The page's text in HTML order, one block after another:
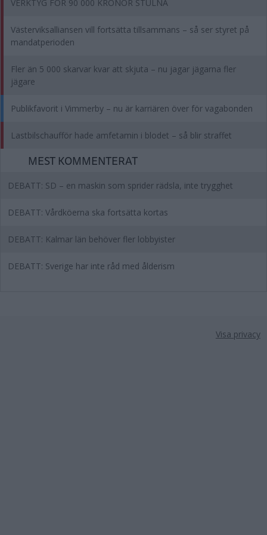
VERKTYG FÖR 90 000 KRONOR STULNA
Västerviksalliansen vill fortsätta tillsammans – så ser styret på
mandatperioden
Fler än 5 000 skarvar kvar att skjuta – nu jagar jägarna fler
jägare
Publikfavorit i Vimmerby – nu är karriären över för vagabonden
Lastbilschaufför hade amfetamin i blodet – så blir straffet
MEST KOMMENTERAT
DEBATT: SD – en maskin som sprider rädsla, inte trygghet
DEBATT: Vårdköerna ska fortsätta kortas
DEBATT: Kalmar län behöver fler lobbyister
DEBATT: Sverige har inte råd med ålderism
Visa privacy